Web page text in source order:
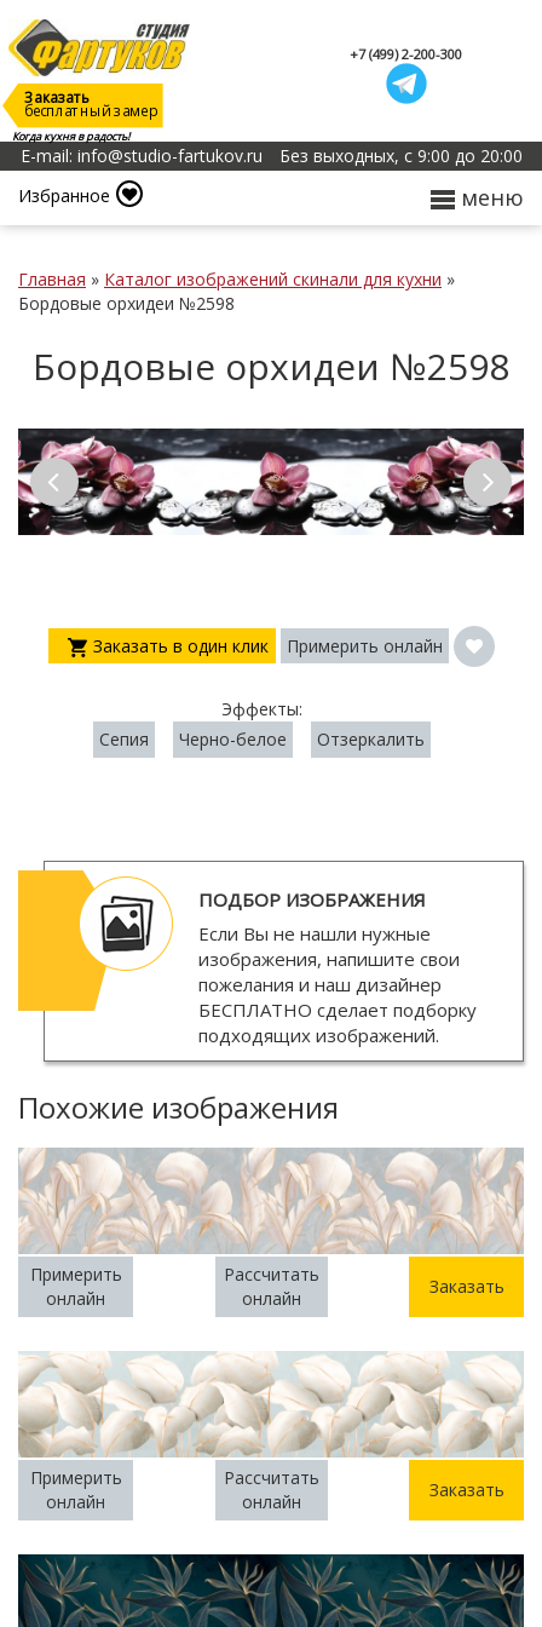
Когда кухня в радость!
Заказать
бесплатный замер
+7 (499) 2-200-300
E-mail: info@studio-fartukov.ru
Без выходных, с 9:00 до 20:00
Избранное
меню
Главная » Каталог изображений скинали для кухни »
Бордовые орхидеи №2598
Бордовые орхидеи №2598
Заказать в один клик Примерить онлайн
Эффекты:
Сепия
Черно-белое Отзеркалить
ПОДБОР ИЗОБРАЖЕНИЯ
Если Вы не нашли нужные
изображения, напишите свои
пожелания и наш дизайнер
БЕСПЛАТНО сделает подборку
подходящих изображений.
Похожие изображения
Примерить
онлайн
Рассчитать
онлайн
Заказать
Примерить
онлайн
Рассчитать
онлайн
Заказать